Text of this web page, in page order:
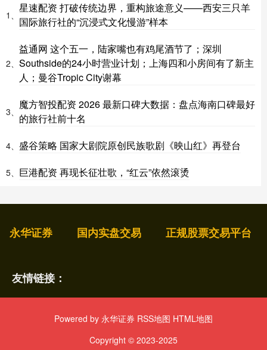
1、
星速配资 打破传统边界，重构旅途意义——西安三只羊
国际旅行社的“沉浸式文化慢游”样本
2、
益通网 这个五一，陆家嘴也有鸡尾酒节了；深圳
Southside的24小时营业计划；上海四和小房间有了新主
人；曼谷Tropic City谢幕
3、
魔方智投配资 2026 最新口碑大数据：盘点海南口碑最好
的旅行社前十名
4、 盛谷策略 国家大剧院原创民族歌剧《映山红》再登台
5、 巨港配资 再现长征壮歌，“红云”依然滚烫
永华证券 国内实盘交易 正规股票交易平台
友情链接：
Powered by 永华证券 RSS地图 HTML地图
Copyright © 2023-2025